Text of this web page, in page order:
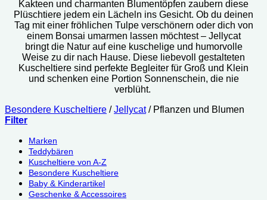
Kakteen und charmanten Blumentöpfen zaubern diese
Plüschtiere jedem ein Lächeln ins Gesicht. Ob du deinen
Tag mit einer fröhlichen Tulpe verschönern oder dich von
einem Bonsai umarmen lassen möchtest – Jellycat
bringt die Natur auf eine kuschelige und humorvolle
Weise zu dir nach Hause. Diese liebevoll gestalteten
Kuscheltiere sind perfekte Begleiter für Groß und Klein
und schenken eine Portion Sonnenschein, die nie
verblüht.
Besondere Kuscheltiere / Jellycat /Pflanzen und Blumen
Filter
Marken
Teddybären
Kuscheltiere von A-Z
Besondere Kuscheltiere
Baby & Kinderartikel
Geschenke & Accessoires